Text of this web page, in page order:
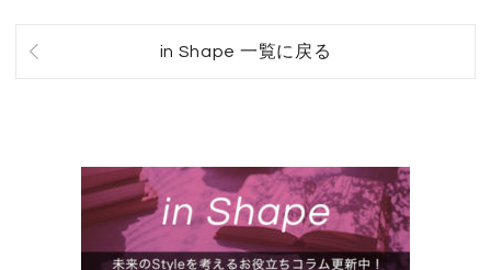
in Shape 一覧に戻る